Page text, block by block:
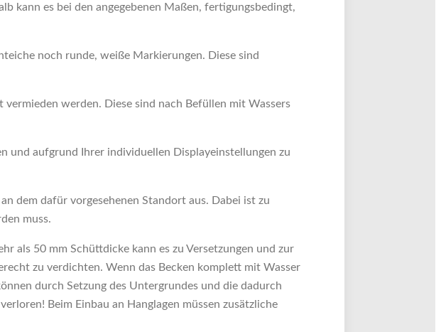
kann es bei den angegebenen Maßen, fertigungsbedingt,
noch runde, weiße Markierungen. Diese sind
werden. Diese sind nach Befüllen mit Wassers
und aufgrund Ihrer individuellen Displayeinstellungen zu
dem dafür vorgesehenen Standort aus. Dabei ist zu
muss.
als 50 mm Schüttdicke kann es zu Versetzungen und zur
zu verdichten. Wenn das Becken komplett mit Wasser
durch Setzung des Untergrundes und die dadurch
Beim Einbau an Hanglagen müssen zusätzliche